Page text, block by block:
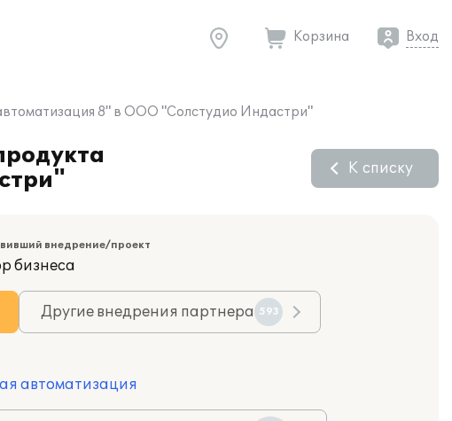
Корзина Вход
8" в ООО "Солстудио Индастри"
К списку
внедрение/проект
бизнеса
Другие внедрения партнера 593
автоматизация